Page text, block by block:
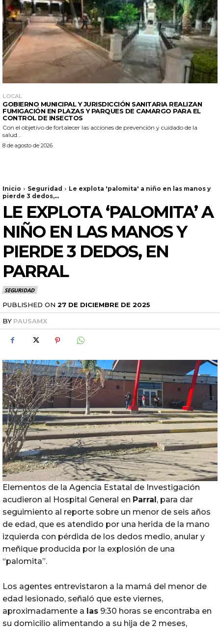
LOCAL
GOBIERNO MUNICIPAL Y JURISDICCIÓN SANITARIA REALIZAN
FUMIGACIÓN EN PLAZAS Y PARQUES DE CAMARGO PARA EL
CONTROL DE INSECTOS
Con el objetivo de fortalecer las acciones de prevención y cuidado de la
salud...
8 de agosto de 2026